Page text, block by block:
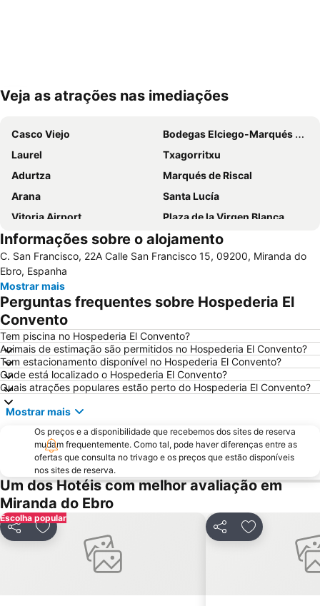
Ampliar mapa
Veja as atrações nas imediações
Casco Viejo
Bodegas Elciego-Marqués de Riscal
Laurel
Txagorritxu
Adurtza
Marqués de Riscal
Arana
Santa Lucía
Vitoria Airport
Plaza de la Virgen Blanca
Gazalbide
Postas
Iglesia de la Sagrada Familia
Estación de Esquí de Valdezcaray
Zabalgana
Lovaina
Tranvía
Santiago
Gran Vía
Puente de San Juan de Ortega
Palacio del Obispo del Pino o Casa de Tratámara
Parque de la Florida
Palacio de Congresos Europa Ariznavarra
Abetxuko
Monasterio de Nuestra Señora de Valvanera
Informações sobre o alojamento
C. San Francisco, 22A Calle San Francisco 15, 09200, Miranda do
Ebro, Espanha
Mostrar mais
Perguntas frequentes sobre Hospederia El
Convento
Tem piscina no Hospederia El Convento?
Animais de estimação são permitidos no Hospederia El Convento?
Tem estacionamento disponível no Hospederia El Convento?
Onde está localizado o Hospederia El Convento?
Quais atrações populares estão perto do Hospederia El Convento?
Mostrar mais
Os preços e a disponibilidade que recebemos dos sites de reserva
mudam frequentemente. Como tal, pode haver diferenças entre as
ofertas que consulta no trivago e os preços que estão disponíveis
nos sites de reserva.
Um dos Hotéis com melhor avaliação em
Miranda do Ebro
Escolha popular
PartilharAdicionar aos favoritos PartilharAdicionar